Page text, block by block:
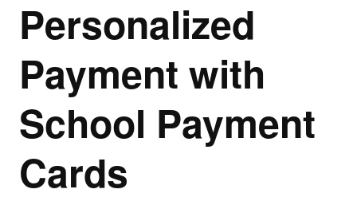
Personalized
Payment with
School Payment
Cards